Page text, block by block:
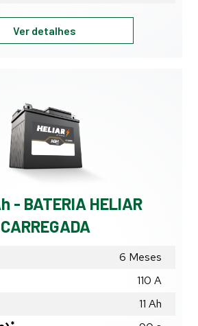
Ver detalhes
30Ah
SECO
CARREGADA
- BATERIA HELIAR
6 Meses
110 A
11 Ah